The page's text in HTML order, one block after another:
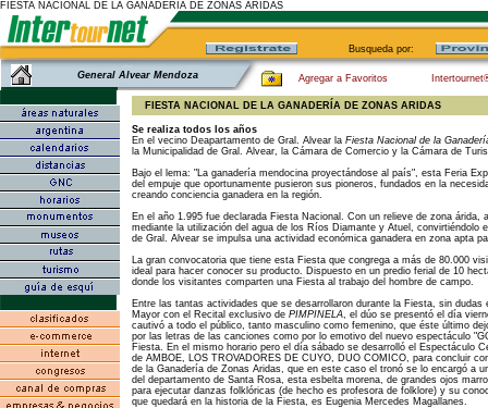
FIESTA NACIONAL DE LA GANADERÍA DE ZONAS ÁRIDAS
Busqueda por:
General Alvear Mendoza Agregar a Favoritos
FIESTA NACIONAL DE LA GANADERÍA DE ZONAS ARIDAS
Se realiza todos los años
En el vecino Deapartamento de Gral. Alvear la Fiesta Nacional de la
la Municipalidad de Gral. Alvear, la Cámara de Comercio y la Cámara de
Bajo el lema: "La ganadería mendocina proyectándose al país", esta Feria
del empuje que oportunamente pusieron sus pioneros, fundados en la
creando conciencia ganadera en la región.
En el año 1.995 fue declarada Fiesta Nacional. Con un relieve de zona árida,
mediante la utilización del agua de los Ríos Diamante y Atuel, convirtiéndolo
de Gral. Alvear se impulsa una actividad económica ganadera en zona apta
La gran convocatoria que tiene esta Fiesta que congrega a más de 80.000
ideal para hacer conocer su producto. Dispuesto en un predio ferial de 10
donde los visitantes comparten una Fiesta al trabajo del hombre de campo.
Entre las tantas actividades que se desarrollaron durante la Fiesta, sin dudas
Mayor con el Recital exclusivo de PIMPINELA, el dúo se presentó el día
cautivó a todo el público, tanto masculino como femenino, que éste último
por las letras de las canciones como por lo emotivo del nuevo espectáculo
Fiesta. En el mismo horario pero el día sábado se desarrolló el Espectáculo
de AMBOE, LOS TROVADORES DE CUYO, DUO COMICO, para concluir
de la Ganadería de Zonas Aridas, que en este caso el tronó se lo encargó a
del departamento de Santa Rosa, esta esbelta morena, de grandes ojos
para ejecutar danzas folklóricas (de hecho es profesora de folklore) y su
que quedará en la historia de la Fiesta, es Eugenia Mercedes Magallanes.